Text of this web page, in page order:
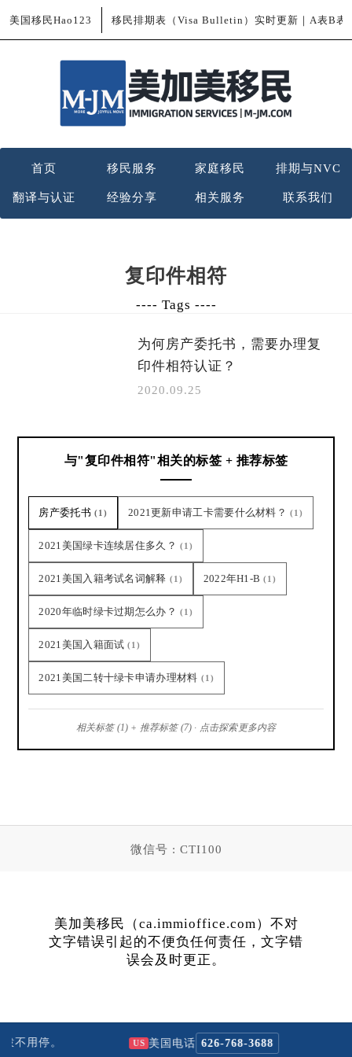
美国移民Hao123 移民排期表（Visa Bulletin）实时更新｜A表B表
不用停。 US 美国电话 626-768-3688
首页 移民服务 家庭移民 排期与NVC
翻译与认证 经验分享 相关服务 联系我们
复印件相符
---- Tags ----
为何房产委托书，需要办理复
印件相符认证？
2020.09.25
与"复印件相符"相关的标签 + 推荐标签
房产委托书 (1) 2021更新申请工卡需要什么材料？ (1)
2021美国绿卡连续居住多久？ (1)
2021美国入籍考试名词解释 (1) 2022年H1-B (1)
2020年临时绿卡过期怎么办？ (1)
2021美国入籍面试 (1)
2021美国二转十绿卡申请办理材料 (1)
相关标签 (1) + 推荐标签 (7) · 点击探索更多内容
微信号 : CTI100
美加美移民（ca.immioffice.com）不对
文字错误引起的不便负任何责任，文字错
误会及时更正。